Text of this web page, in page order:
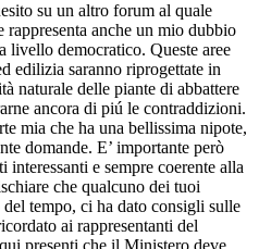
su un altro forum al quale
rappresenta anche un mio dubbio
livello democratico. Queste aree
edilizia saranno riprogettate in
naturale delle piante di abbattere
ancora di piú le contraddizioni.
mia che ha una bellissima nipote,
domande. E’ importante però
e sempre coerente alla
che qualcuno dei tuoi
tempo, ci ha dato consigli sulle
ai rappresentanti del